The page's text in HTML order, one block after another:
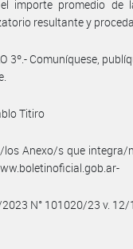
importe promedio de
resultante y
3º.- Comuníquese,
Titiro
los Anexo/s que
N° 101020/23 v.